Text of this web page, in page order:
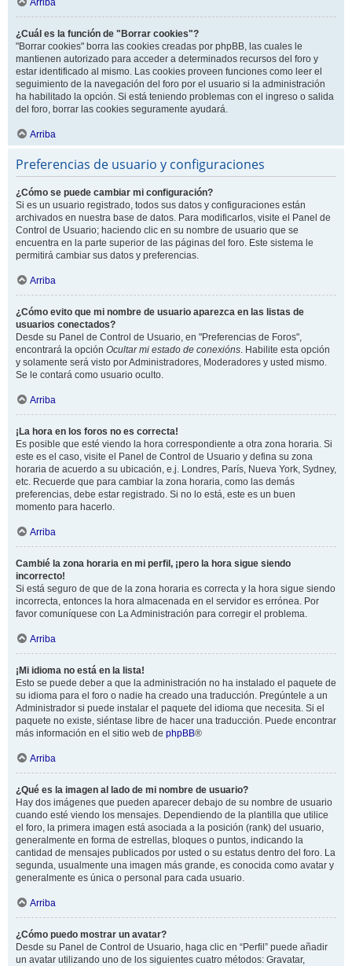
Arriba
¿Cuál es la función de "Borrar cookies"?
"Borrar cookies" borra las cookies creadas por phpBB, las cuales le
mantienen autorizado para acceder a determinados recursos del foro y
estar identificado al mismo. Las cookies proveen funciones como leer el
seguimiento de la navegación del foro por el usuario si la administración
ha habilitado la opción. Si está teniendo problemas con el ingreso o salida
del foro, borrar las cookies seguramente ayudará.
Arriba
Preferencias de usuario y configuraciones
¿Cómo se puede cambiar mi configuración?
Si es un usuario registrado, todos sus datos y configuraciones están
archivados en nuestra base de datos. Para modificarlos, visite el Panel de
Control de Usuario; haciendo clic en su nombre de usuario que se
encuentra en la parte superior de las páginas del foro. Este sistema le
permitirá cambiar sus datos y preferencias.
Arriba
¿Cómo evito que mi nombre de usuario aparezca en las listas de
usuarios conectados?
Desde su Panel de Control de Usuario, en "Preferencias de Foros",
encontrará la opción Ocultar mi estado de conexións. Habilite esta opción
y solamente será visto por Administradores, Moderadores y usted mismo.
Se le contará como usuario oculto.
Arriba
¡La hora en los foros no es correcta!
Es posible que esté viendo la hora correspondiente a otra zona horaria. Si
este es el caso, visite el Panel de Control de Usuario y defina su zona
horaria de acuerdo a su ubicación, e.j. Londres, París, Nueva York, Sydney,
etc. Recuerde que para cambiar la zona horaria, como las demás
preferencias, debe estar registrado. Si no lo está, este es un buen
momento para hacerlo.
Arriba
Cambié la zona horaria en mi perfil, ¡pero la hora sigue siendo
incorrecto!
Si está seguro de que de la zona horaria es correcta y la hora sigue siendo
incorrecta, entonces la hora almacenada en el servidor es errónea. Por
favor comuníquese con La Administración para corregir el problema.
Arriba
¡Mi idioma no está en la lista!
Esto se puede deber a que la administración no ha instalado el paquete de
su idioma para el foro o nadie ha creado una traducción. Pregúntele a un
Administrador si puede instalar el paquete del idioma que necesita. Si el
paquete no existe, siéntase libre de hacer una traducción. Puede encontrar
más información en el sitio web de phpBB®
Arriba
¿Qué es la imagen al lado de mi nombre de usuario?
Hay dos imágenes que pueden aparecer debajo de su nombre de usuario
cuando esté viendo los mensajes. Dependiendo de la plantilla que utilice
el foro, la primera imagen está asociada a la posición (rank) del usuario,
generalmente en forma de estrellas, bloques o puntos, indicando la
cantidad de mensajes publicados por usted o su estatus dentro del foro. La
segunda, usualmente una imagen más grande, es conocida como avatar y
generalmente es única o personal para cada usuario.
Arriba
¿Cómo puedo mostrar un avatar?
Desde su Panel de Control de Usuario, haga clic en “Perfil” puede añadir
un avatar utilizando uno de los siguientes cuatro métodos: Gravatar,